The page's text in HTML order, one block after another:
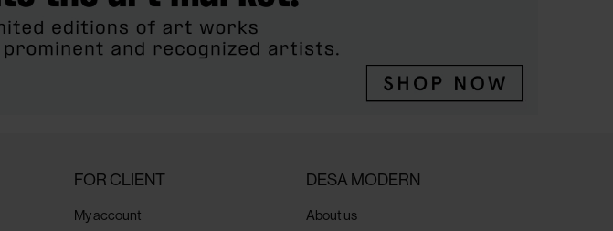
FOR CLIENT
My account
DESA MODERN
About us